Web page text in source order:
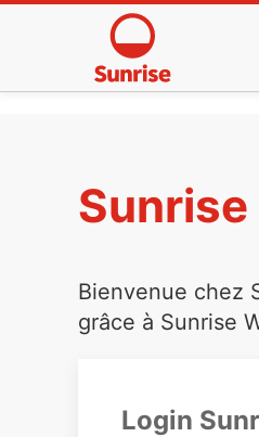
Sunrise
Bienvenue chez
grâce à Sunrise
Login